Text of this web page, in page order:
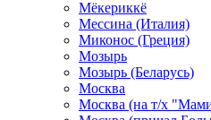
Мёкериккё
Мессина (Италия)
Миконос (Греция)
Мозырь
Мозырь (Беларусь)
Москва
Москва (на т/х